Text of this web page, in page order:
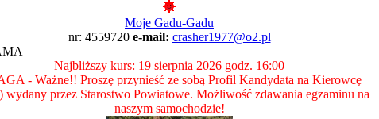
Moje Gadu-Gadu
nr: 4559720 e-mail: crasher1977@o2.pl
Najbliższy kurs: 19 sierpnia 2026 godz. 16:00
- Ważne!! Proszę przynieść ze sobą Profil Kandydata na Kierowcę
wydany przez Starostwo Powiatowe. Możliwość zdawania egzaminu na
naszym samochodzie!